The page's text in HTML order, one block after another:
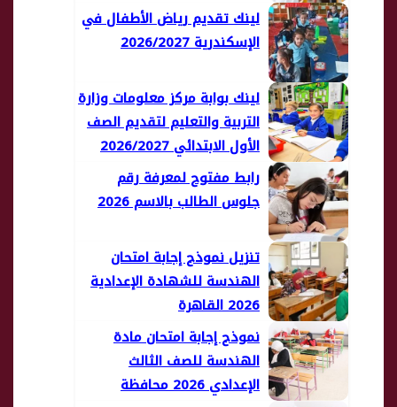
لينك تقديم رياض الأطفال في
الإسكندرية 2026/2027
لينك بوابة مركز معلومات وزارة
التربية والتعليم لتقديم الصف
الأول الابتدائي 2026/2027
رابط مفتوح لمعرفة رقم
جلوس الطالب بالاسم 2026
تنزيل نموذج إجابة امتحان
الهندسة للشهادة الإعدادية
2026 القاهرة
نموذج إجابة امتحان مادة
الهندسة للصف الثالث
الإعدادي 2026 محافظة